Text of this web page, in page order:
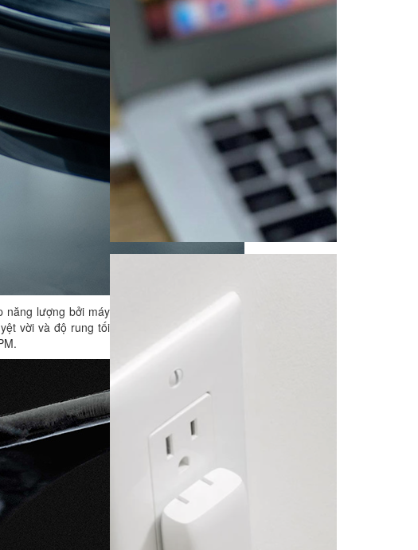
năng lượng bởi máy
vời và độ rung tối